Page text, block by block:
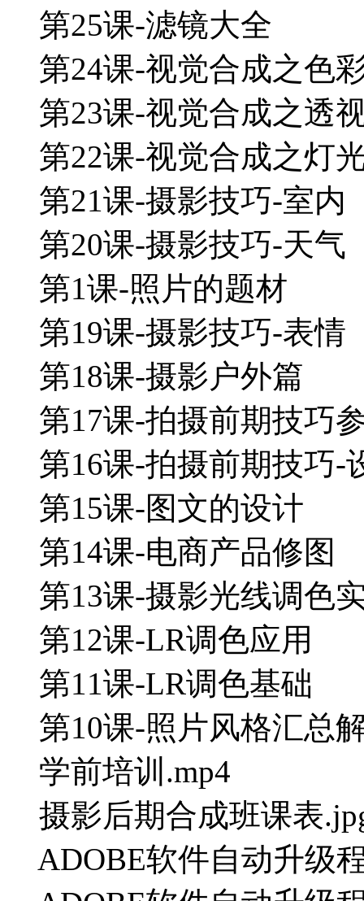
第25课-滤镜大全
第24课-视觉合成之色
第23课-视觉合成之透
第22课-视觉合成之灯
第21课-摄影技巧-室内
第20课-摄影技巧-天气
第1课-照片的题材
第19课-摄影技巧-表情
第18课-摄影户外篇
第17课-拍摄前期技巧
第16课-拍摄前期技巧-
第15课-图文的设计
第14课-电商产品修图
第13课-摄影光线调色
第12课-LR调色应用
第11课-LR调色基础
第10课-照片风格汇总
学前培训.mp4
摄影后期合成班课表
ADOBE软件自动升级